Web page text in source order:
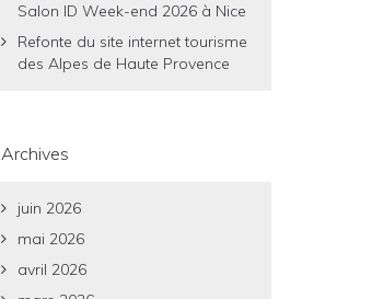
Salon ID Week-end 2026 à Nice
Refonte du site internet tourisme
des Alpes de Haute Provence
Archives
juin 2026
mai 2026
avril 2026